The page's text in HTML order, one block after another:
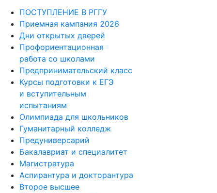
ПОСТУПЛЕНИЕ В РГГУ
Приемная кампания 2026
Дни открытых дверей
Профориентационная
работа со школами
Предпринимательский класс
Курсы подготовки к ЕГЭ
и вступительным
испытаниям
Олимпиада для школьников
Гуманитарный колледж
Предуниверсарий
Бакалавриат и специалитет
Магистратура
Аспирантура и докторантура
Второе высшее